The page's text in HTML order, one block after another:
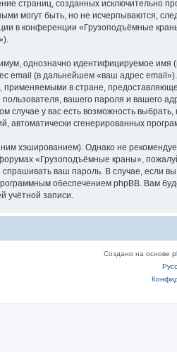
страниц, созданных
могут быть, но не исчерпываются,
в конференции «Грузоподъёмные
однозначно идентифицируемое
email (в дальнейшем «ваш адрес
в стране,
вашего пароля и вашего
у вас есть возможность
автоматически сгенерированных
хэшированием). Однако не
«Грузоподъёмные краны»,
ваш пароль. В случае, если
обеспечением phpBB. Вам
учётной записи.
Создано на основе